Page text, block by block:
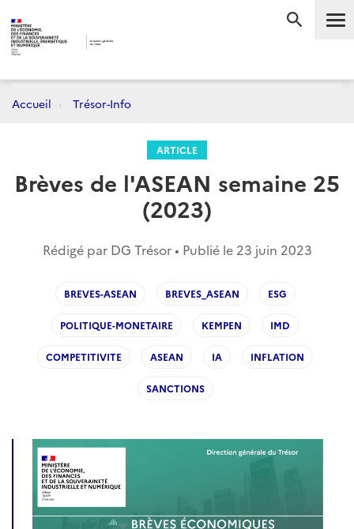
Accueil Trésor-Info
ARTICLE
Brèves de l'ASEAN semaine 25
(2023)
Rédigé par DG Trésor • Publié le 23 juin 2023
BREVES-ASEAN BREVES_ASEAN ESG
POLITIQUE-MONETAIRE KEMPEN IMD
COMPETITIVITE ASEAN IA INFLATION
SANCTIONS